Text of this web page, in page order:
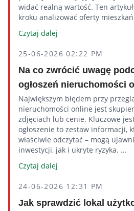
widać realną wartość. Ten
kroku analizować oferty
Czytaj dalej
25-06-2026 02:22 PM
Na co zwrócić uwagę
ogłoszeń nieruchomości
Największym błędem przy
nieruchomości online jest
zdjęciach lub cenie. Kluczowe
ogłoszenie to zestaw informacji,
właściwie odczytać – mogą
inwestycji, jak i ukryte ryzyka. ...
Czytaj dalej
24-06-2026 12:31 PM
Jak sprawdzić lokal